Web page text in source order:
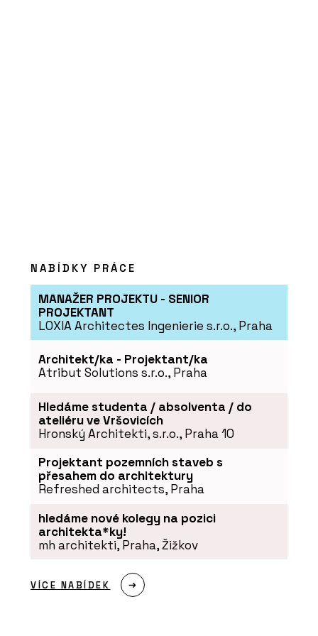
PRODUKTY
Kuchyňská baterie Mythos
Masterpiece - Franke
PRODUKTY
Fragranitový dřez Maris - Franke
NABÍDKY PRÁCE
MANAŽER PROJEKTU - SENIOR
PROJEKTANT
LOXIA Architectes Ingenierie s.r.o., Praha
Architekt/ka - Projektant/ka
Atribut Solutions s.r.o., Praha
Hledáme studenta / absolventa / do
ateliéru ve Vršovicích
Hronský Architekti, s.r.o., Praha 10
Projektant pozemních staveb s
přesahem do architektury
Refreshed architects, Praha
hledáme nové kolegy na pozici
architekta*ky!
mh architekti, Praha, Žižkov
VÍCE NABÍDEK